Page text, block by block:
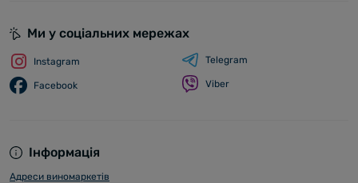
Інформація
Адреси виномаркетів
Ми у соціальних мережах
Instagram
Facebook
Telegram
Viber